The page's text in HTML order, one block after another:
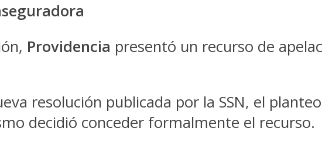
Providencia presentó un recurso de
resolución publicada por la SSN, el
decidió conceder formalmente el recurso.